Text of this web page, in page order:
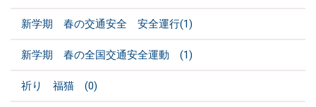
新学期 春の交通安全 安全運行(1)
新学期 春の全国交通安全運動 (1)
祈り 福猫 (0)